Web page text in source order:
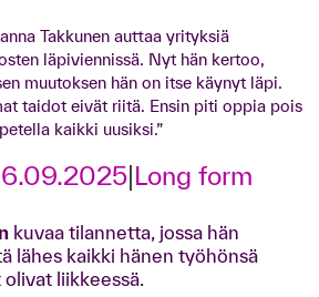
Takkunen auttaa yrityksiä
läpiviennissä. Nyt hän kertoo,
muutoksen hän on itse käynyt läpi.
taidot eivät riitä. Ensin piti oppia pois
kaikki uusiksi.”
Long form
kuvaa tilannetta, jossa hän
lähes kaikki hänen työhönsä
liikkeessä.